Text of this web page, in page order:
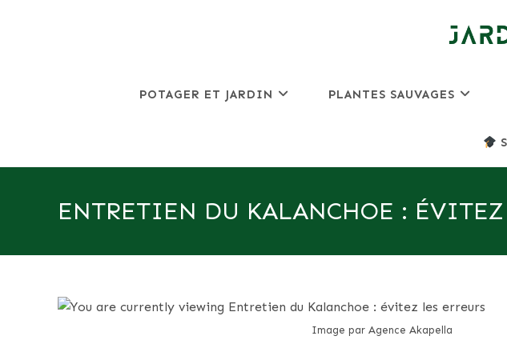
POTAGER ET JARDIN PLANTES SAUVAGES
ENTRETIEN DU KALANCHOE : ÉVITEZ
Image par Agence Akapella